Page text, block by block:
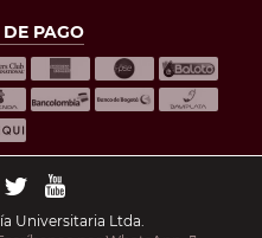
PAGO
Universitaria Ltda.